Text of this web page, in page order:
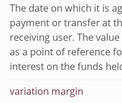
The date on which it is
payment or transfer at
receiving user. The
as a point of reference
interest on the funds
variation margin